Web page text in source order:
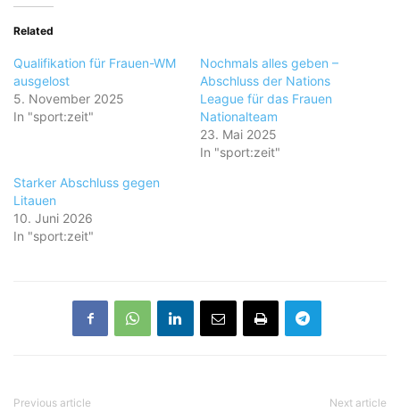
Related
Qualifikation für Frauen-WM
ausgelost
5. November 2025
In "sport:zeit"
Nochmals alles geben –
Abschluss der Nations
League für das Frauen
Nationalteam
23. Mai 2025
In "sport:zeit"
Starker Abschluss gegen
Litauen
10. Juni 2026
In "sport:zeit"
Previous article Next article